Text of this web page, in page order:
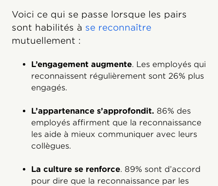
Voici ce qui se passe lorsque les pairs
sont habilités à se reconnaître
mutuellement :
L’engagement augmente. Les employés qui
reconnaissent régulièrement sont 26% plus
engagés.
L’appartenance s’approfondit. 86% des
employés affirment que la reconnaissance
les aide à mieux communiquer avec leurs
collègues.
La culture se renforce. 89% sont d’accord
pour dire que la reconnaissance par les